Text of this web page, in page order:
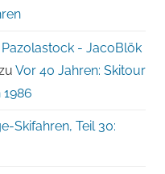
- JacoBlök
Vor 40 Jahren: Skitour
Skifahren, Teil 30: